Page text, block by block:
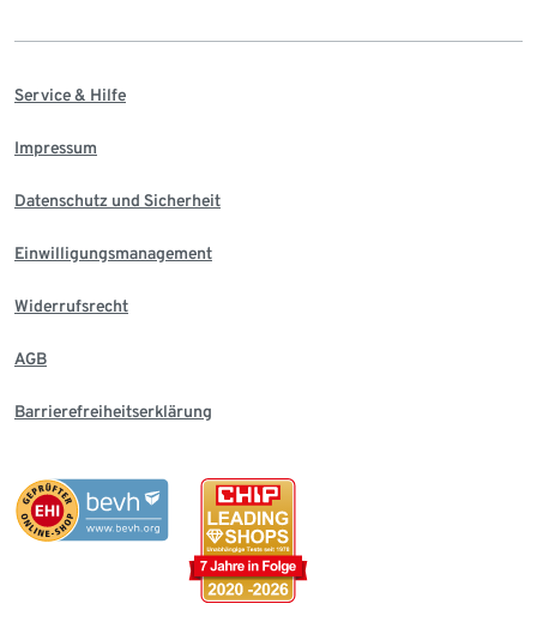
Service & Hilfe
Impressum
Datenschutz und Sicherheit
Einwilligungsmanagement
Widerrufsrecht
AGB
Barrierefreiheitserklärung